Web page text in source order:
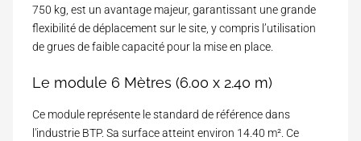
750 kg, est un avantage majeur, garantissant une grande
flexibilité de déplacement sur le site, y compris l’utilisation
de grues de faible capacité pour la mise en place.
Le module 6 Mètres (6.00 x 2.40 m)
Ce module représente le standard de référence dans
l'industrie BTP. Sa surface atteint environ 14.40 m². Ce